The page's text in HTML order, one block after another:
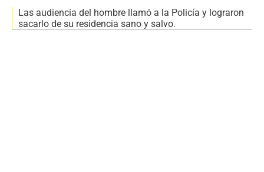
Las audiencia del hombre llamó a la Policía y lograron
sacarlo de su residencia sano y salvo.